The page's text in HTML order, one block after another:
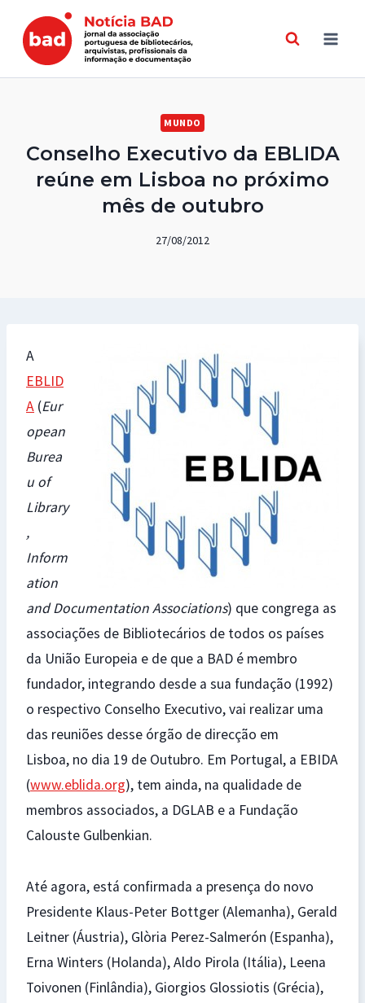
content
MUNDO
Conselho Executivo da EBLIDA
reúne em Lisboa no próximo
mês de outubro
27/08/2012
A
EBLID
A (Eur
opean
Burea
u of
Library
,
Inform
ation
and Documentation Associations) que congrega as
associações de Bibliotecários de todos os países
da União Europeia e de que a BAD é membro
fundador, integrando desde a sua fundação (1992)
o respectivo Conselho Executivo, vai realizar uma
das reuniões desse órgão de direcção em
Lisboa, no dia 19 de Outubro. Em Portugal, a EBIDA
(www.eblida.org), tem ainda, na qualidade de
membros associados, a DGLAB e a Fundação
Calouste Gulbenkian.
Até agora, está confirmada a presença do novo
Presidente Klaus-Peter Bottger (Alemanha), Gerald
Leitner (Áustria), Glòria Perez-Salmerón (Espanha),
Erna Winters (Holanda), Aldo Pirola (Itália), Leena
Toivonen (Finlândia), Giorgios Glossiotis (Grécia),